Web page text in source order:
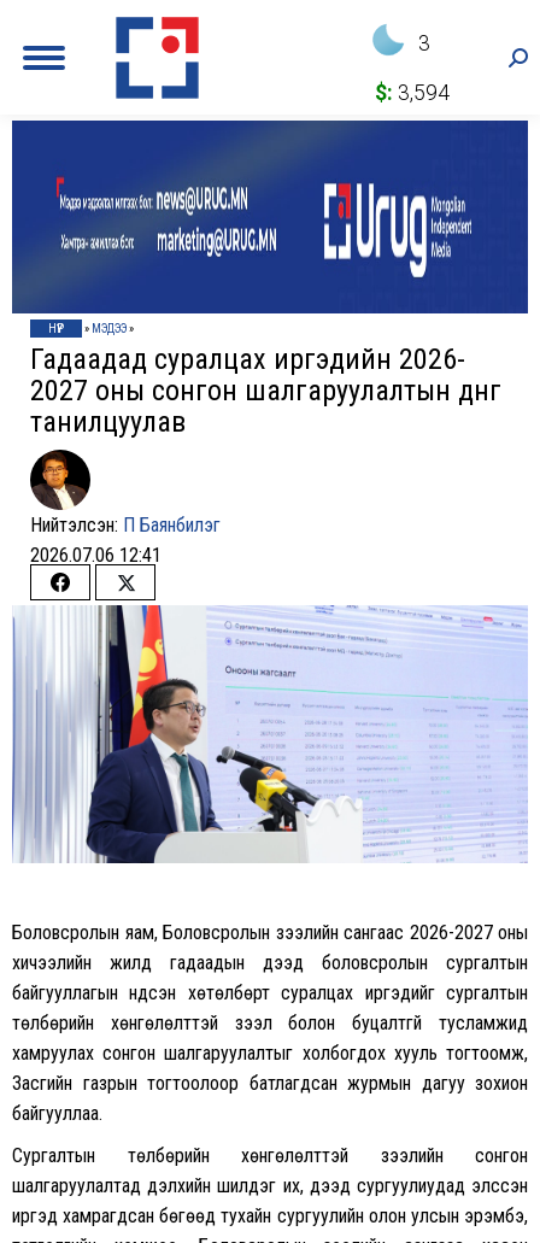
3
$: 3,594
НҮҮР » МЭДЭЭ»
Гадаадад суралцах иргэдийн 2026-
2027 оны сонгон шалгаруулалтын дүнг
танилцуулав
Нийтэлсэн: П Баянбилэг
2026.07.06 12:41
Share
Facebook
Share
on
Twitter
Боловсролын яам, Боловсролын зээлийн сангаас 2026-2027 оны
хичээлийн жилд гадаадын дээд боловсролын сургалтын
байгууллагын үндсэн хөтөлбөрт суралцах иргэдийг сургалтын
төлбөрийн хөнгөлөлттэй зээл болон буцалтгүй тусламжид
хамруулах сонгон шалгаруулалтыг холбогдох хууль тогтоомж,
Засгийн газрын тогтоолоор батлагдсан журмын дагуу зохион
байгууллаа.
Сургалтын төлбөрийн хөнгөлөлттэй зээлийн сонгон
шалгаруулалтад дэлхийн шилдэг их, дээд сургуулиудад элссэн
иргэд хамрагдсан бөгөөд тухайн сургуулийн олон улсын эрэмбэ,